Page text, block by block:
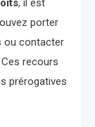
, il est
porter
ou contacter
recours
prérogatives